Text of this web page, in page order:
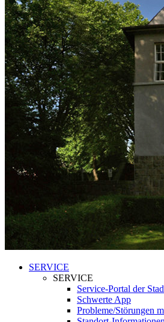
SERVICE
SERVICE
Service-Portal der
Schwerte App
Probleme/Störungen